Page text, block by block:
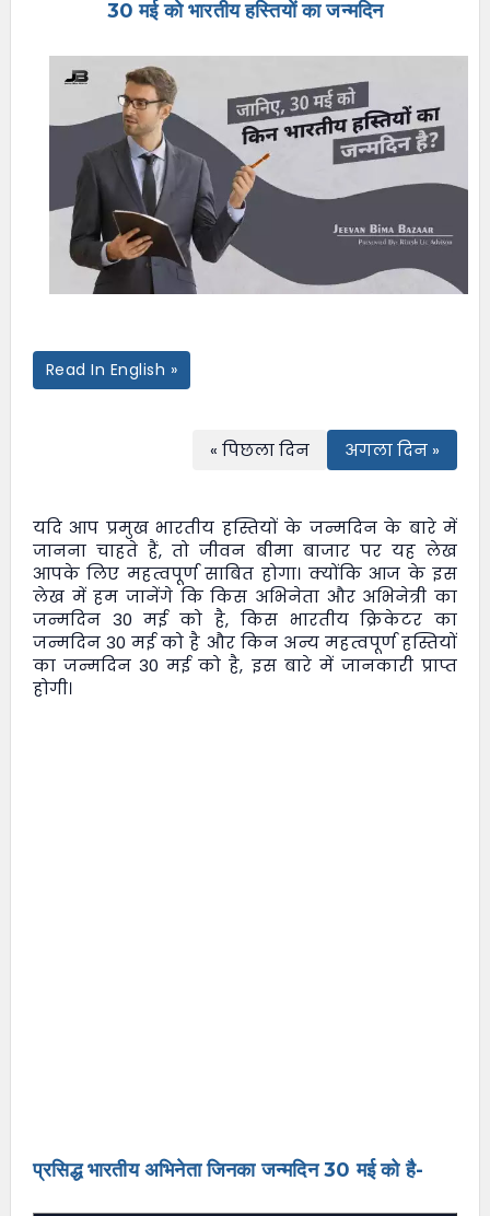
30 मई को भारतीय हस्तियों का जन्मदिन
Read In English »
« पिछला दिन अगला दिन »
यदि आप प्रमुख भारतीय हस्तियों के जन्मदिन के बारे में
जानना चाहते हैं, तोजीवन बीमा बाजारपर यह लेख
आपके लिए महत्वपूर्ण साबित होगा। क्योंकि आज के इस
लेख में हम जानेंगे कि किस अभिनेता और अभिनेत्री का
जन्मदिन 30 मई को है, किस भारतीय क्रिकेटर का
जन्मदिन 30 मई को है और किन अन्य महत्वपूर्ण हस्तियों
का जन्मदिन 30 मई को है, इस बारे में जानकारी प्राप्त
होगी।
प्रसिद्ध भारतीय अभिनेता जिनका जन्मदिन 30 मई को है-